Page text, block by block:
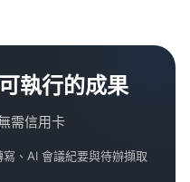
執行的成果
需信用卡
、AI 會議紀要與待辦擷取